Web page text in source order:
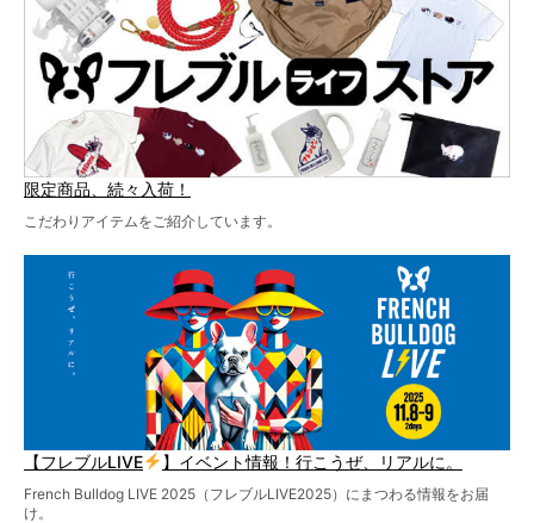
お見逃しなく！
限定商品、続々入荷！
こだわりアイテムをご紹介しています。
【フレブルLIVE 】イベント情報！行こうぜ、リアルに。
French Bulldog LIVE 2025（フレブルLIVE2025）にまつわる情報をお届
け。